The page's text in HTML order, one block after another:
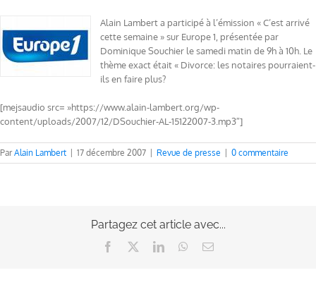
Alain Lambert a participé à l’émission « C’est arrivé
cette semaine » sur Europe 1, présentée par
Dominique Souchier le samedi matin de 9h à 10h. Le
thème exact était « Divorce: les notaires pourraient-
ils en faire plus?
[mejsaudio src= »https://www.alain-lambert.org/wp-
content/uploads/2007/12/DSouchier-AL-15122007-3.mp3″]
ParAlain Lambert 17 décembre 2007 Revue de presse 0 commentaire
Partagez cet article avec...
Facebook LinkedInWhatsApp
Email